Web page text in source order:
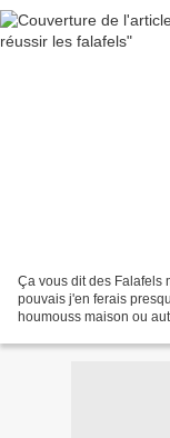
Ça vous dit des Falafels
pouvais j'en ferais
houmouss maison ou